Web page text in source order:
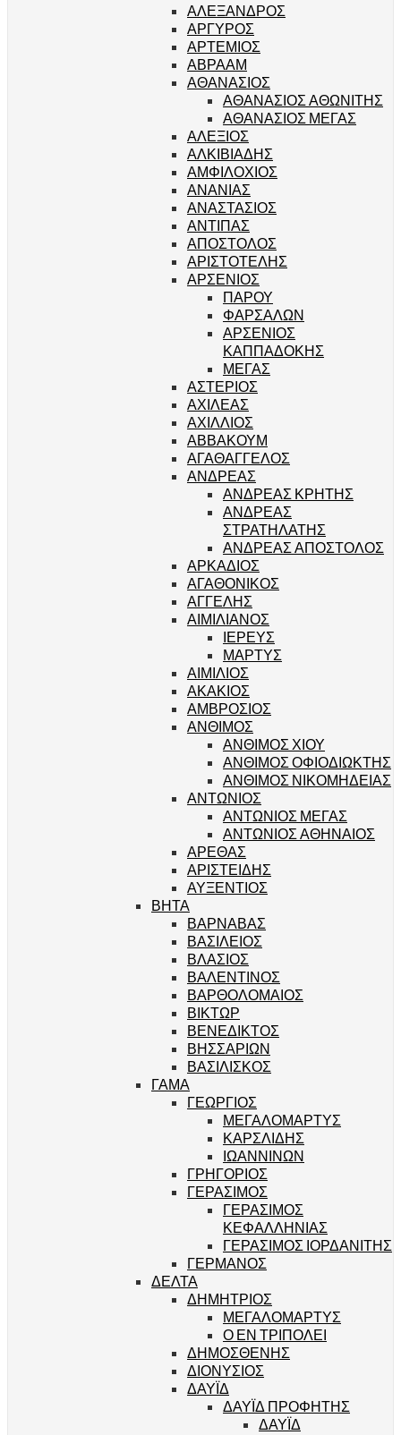
ΑΛΕΞΑΝΔΡΟΣ
ΑΡΓΥΡΟΣ
ΑΡΤΕΜΙΟΣ
ΑΒΡΑΑΜ
ΑΘΑΝΑΣΙΟΣ
ΑΘΑΝΑΣΙΟΣ ΑΘΩΝΙΤΗΣ
ΑΘΑΝΑΣΙΟΣ ΜΕΓΑΣ
ΑΛΕΞΙΟΣ
ΑΛΚΙΒΙΑΔΗΣ
ΑΜΦΙΛΟΧΙΟΣ
ΑΝΑΝΙΑΣ
ΑΝΑΣΤΑΣΙΟΣ
ΑΝΤΙΠΑΣ
ΑΠΟΣΤΟΛΟΣ
ΑΡΙΣΤΟΤΕΛΗΣ
ΑΡΣΕΝΙΟΣ
ΠΑΡΟΥ
ΦΑΡΣΑΛΩΝ
ΑΡΣΕΝΙΟΣ
ΚΑΠΠΑΔΟΚΗΣ
ΜΕΓΑΣ
ΑΣΤΕΡΙΟΣ
ΑΧΙΛΕΑΣ
ΑΧΙΛΛΙΟΣ
ΑΒΒΑΚΟΥΜ
ΑΓΑΘΑΓΓΕΛΟΣ
ΑΝΔΡΕΑΣ
ΑΝΔΡΕΑΣ ΚΡΗΤΗΣ
ΑΝΔΡΕΑΣ
ΣΤΡΑΤΗΛΑΤΗΣ
ΑΝΔΡΕΑΣ ΑΠΟΣΤΟΛΟΣ
ΑΡΚΑΔΙΟΣ
ΑΓΑΘΟΝΙΚΟΣ
ΑΓΓΕΛΗΣ
ΑΙΜΙΛΙΑΝΟΣ
ΙΕΡΕΥΣ
ΜΑΡΤΥΣ
ΑΙΜΙΛΙΟΣ
ΑΚΑΚΙΟΣ
ΑΜΒΡΟΣΙΟΣ
ΑΝΘΙΜΟΣ
ΑΝΘΙΜΟΣ ΧΙΟΥ
ΑΝΘΙΜΟΣ ΟΦΙΟΔΙΩΚΤΗΣ
ΑΝΘΙΜΟΣ ΝΙΚΟΜΗΔΕΙΑΣ
ΑΝΤΩΝΙΟΣ
ΑΝΤΩΝΙΟΣ ΜΕΓΑΣ
ΑΝΤΩΝΙΟΣ ΑΘΗΝΑΙΟΣ
ΑΡΕΘΑΣ
ΑΡΙΣΤΕΙΔΗΣ
ΑΥΞΕΝΤΙΟΣ
ΒΗΤΑ
ΒΑΡΝΑΒΑΣ
ΒΑΣΙΛΕΙΟΣ
ΒΛΑΣΙΟΣ
ΒΑΛΕΝΤΙΝΟΣ
ΒΑΡΘΟΛΟΜΑΙΟΣ
ΒΙΚΤΩΡ
ΒΕΝΕΔΙΚΤΟΣ
ΒΗΣΣΑΡΙΩΝ
ΒΑΣΙΛΙΣΚΟΣ
ΓΑΜΑ
ΓΕΩΡΓΙΟΣ
ΜΕΓΑΛΟΜΑΡΤΥΣ
ΚΑΡΣΛΙΔΗΣ
ΙΩΑΝΝΙΝΩΝ
ΓΡΗΓΟΡΙΟΣ
ΓΕΡΑΣΙΜΟΣ
ΓΕΡΑΣΙΜΟΣ
ΚΕΦΑΛΛΗΝΙΑΣ
ΓΕΡΑΣΙΜΟΣ ΙΟΡΔΑΝΙΤΗΣ
ΓΕΡΜΑΝΟΣ
ΔΕΛΤΑ
ΔΗΜΗΤΡΙΟΣ
ΜΕΓΑΛΟΜΑΡΤΥΣ
Ο ΕΝ ΤΡΙΠΟΛΕΙ
ΔΗΜΟΣΘΕΝΗΣ
ΔΙΟΝΥΣΙΟΣ
ΔΑΥΪΔ
ΔΑΥΪΔ ΠΡΟΦΗΤΗΣ
ΔΑΥΪΔ